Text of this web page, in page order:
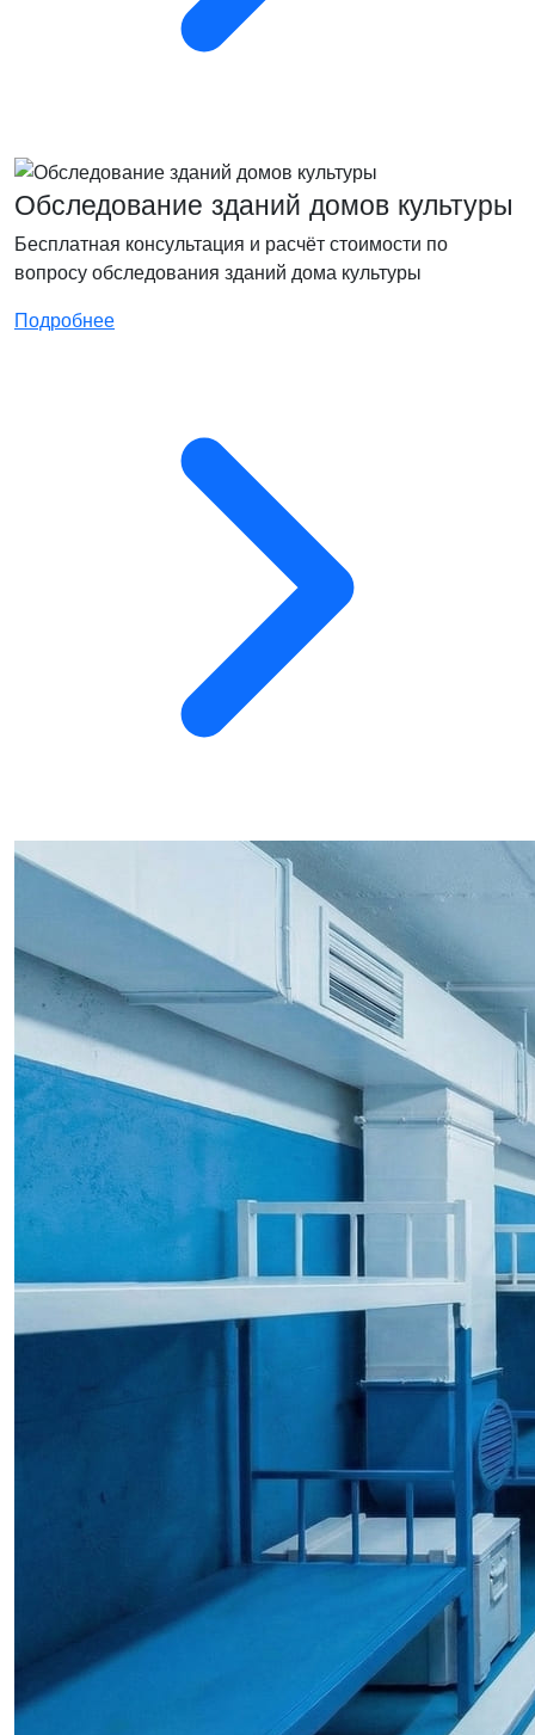
Обследование зданий домов культуры
Бесплатная консультация и расчёт стоимости по
вопросу обследования зданий дома культуры
Подробнее